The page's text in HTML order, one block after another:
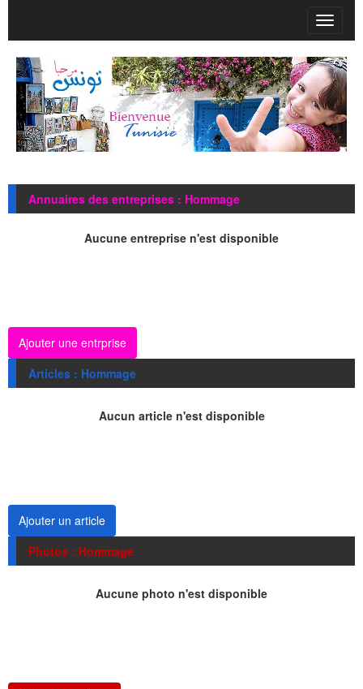
T
o
g
g
l
e
n
a
v
g
t
Annuaires des entreprises : Hommage
Aucune entreprise n'est disponible
Ajouter une entrprise
Articles : Hommage
Aucun article n'est disponible
Ajouter un article
Photos : Hommage
Aucune photo n'est disponible